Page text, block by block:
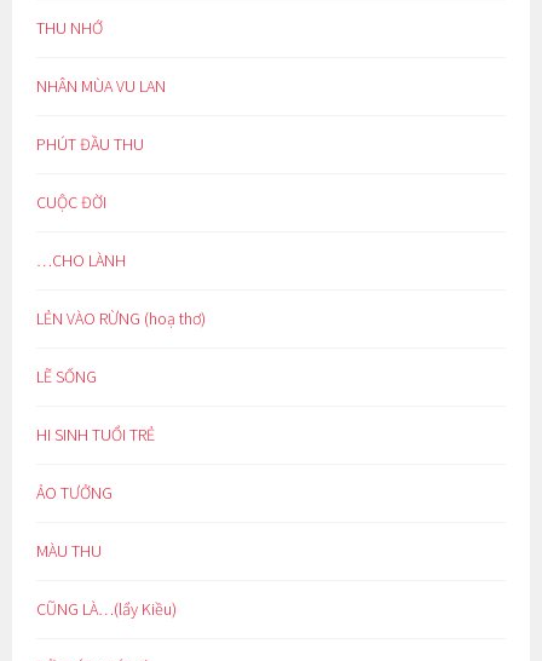
THU NHỚ
NHÂN MÙA VU LAN
PHÚT ĐẦU THU
CUỘC ĐỜI
…CHO LÀNH
LẺN VÀO RỪNG (hoạ thơ)
LẼ SỐNG
HI SINH TUỔI TRẺ
ẢO TƯỞNG
MÀU THU
CŨNG LÀ…(lẩy Kiều)